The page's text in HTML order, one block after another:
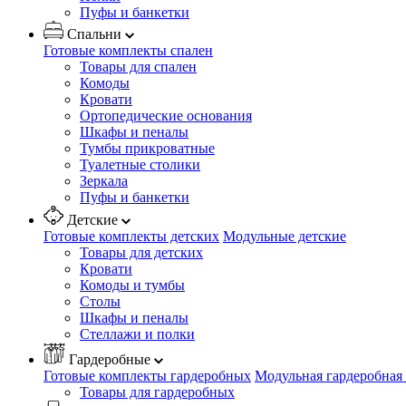
Пуфы и банкетки
Спальни
Готовые комплекты спален
Товары для спален
Комоды
Кровати
Ортопедические основания
Шкафы и пеналы
Тумбы прикроватные
Туалетные столики
Зеркала
Пуфы и банкетки
Детские
Готовые комплекты детских Модульные детские
Товары для детских
Кровати
Комоды и тумбы
Столы
Шкафы и пеналы
Стеллажи и полки
Гардеробные
Готовые комплекты гардеробных Модульная
Товары для гардеробных